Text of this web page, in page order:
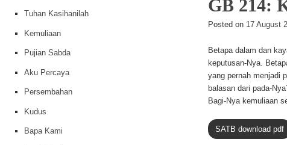
GB 214:
Posted on 17 August
Betapa dalam dan
keputusan-Nya.
yang pernah menjadi
balasan dari pada-
Bagi-Nya kemuliaan
SATB download pdf
Tuhan Kasihanilah
Kemuliaan
Pujian Sabda
Aku Percaya
Persembahan
Kudus
Bapa Kami